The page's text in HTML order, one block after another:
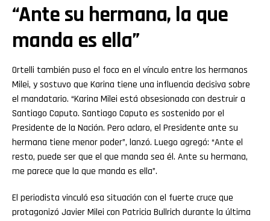
“Ante su hermana, la que
manda es ella”
Ortelli también puso el foco en el vínculo entre los hermanos
Milei, y sostuvo que Karina tiene una influencia decisiva sobre
el mandatario. “Karina Milei está obsesionada con destruir a
Santiago Caputo. Santiago Caputo es sostenido por el
Presidente de la Nación. Pero aclaro, el Presidente ante su
hermana tiene menor poder”, lanzó. Luego agregó: “Ante el
resto, puede ser que el que manda sea él. Ante su hermana,
me parece que la que manda es ella”.
El periodista vinculó esa situación con el fuerte cruce que
protagonizó Javier Milei con Patricia Bullrich durante la última